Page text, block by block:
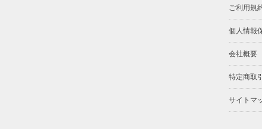
ご利用規
個人情報
会社概要
特定商取
サイトマ